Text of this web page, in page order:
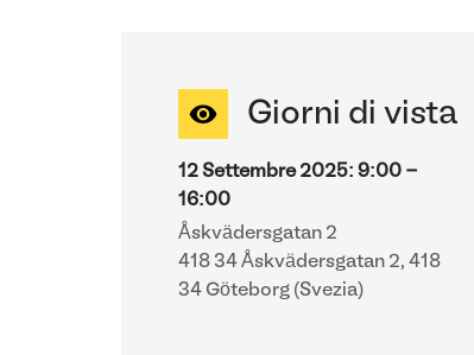
Giorni di vista
12 Settembre 2025: 9:00 -
16:00
Åskvädersgatan 2
418 34 Åskvädersgatan 2, 418
34 Göteborg (Svezia)